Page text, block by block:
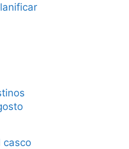
casco